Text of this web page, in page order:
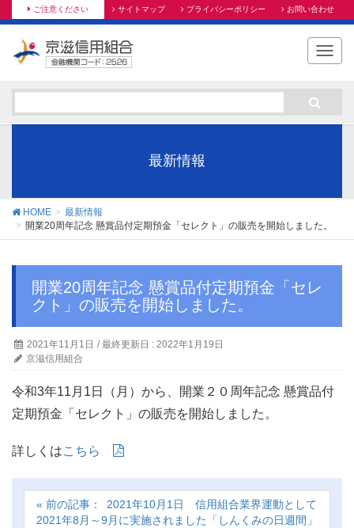
ご注意ください サイトマップ プライバシーポリシー お問い合わせ
T
l
g
a
最新情報
HOME
最新情報
開業20周年記念 懸賞品付定期預金「セレクト」の販売を開始しました。
開業20周年記念 懸賞品付定期預金「セレ
クト」の販売を開始しました。
2021年11月1日 / 最終更新日 : 2022年1月19日
京滋信用組合
令和3年11月1日（月）から、開業２０周年記念 懸賞品付
定期預金「セレクト」の販売を開始しました。
詳しくはこちら
2021年10月1日 信用組合業界運動として
2021年8月～9月に実施されました「しんくみの日週間」